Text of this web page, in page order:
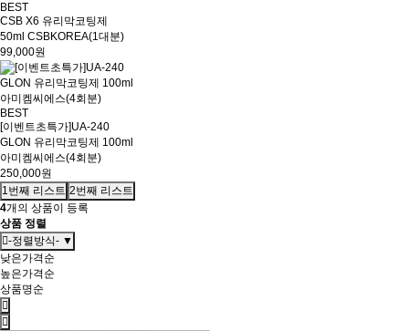
BEST
CSB X6 유리막코팅제
50ml CSBKOREA(1대분)
99,000원
BEST
[이벤트초특가]UA-240
GLON 유리막코팅제 100ml
아미켐씨에스(4회분)
250,000원
1번째 리스트 2번째 리스트
4개의 상품이 등록
상품 정렬
-정렬방식- ▼
낮은가격순
높은가격순
상품명순